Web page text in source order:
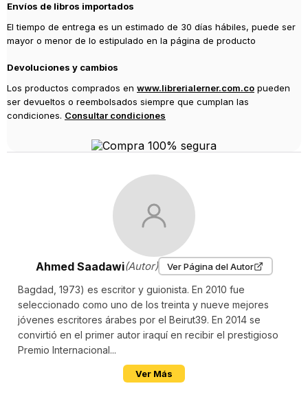
Envíos de libros importados
El tiempo de entrega es un estimado de 30 días hábiles, puede ser
mayor o menor de lo estipulado en la página de producto
Devoluciones y cambios
Los productos comprados en www.librerialerner.com.co pueden
ser devueltos o reembolsados siempre que cumplan las
condiciones. Consultar condiciones
Ahmed Saadawi(Autor) Ver Página del Autor
Bagdad, 1973) es escritor y guionista. En 2010 fue
seleccionado como uno de los treinta y nueve mejores
jóvenes escritores árabes por el Beirut39. En 2014 se
convirtió en el primer autor iraquí en recibir el prestigioso
Premio Internacional...
Ver Más